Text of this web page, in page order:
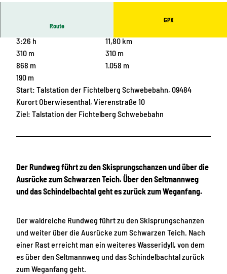
Route
GPX
3:26 h
11,80 km
310 m
310 m
868 m
1.058 m
190 m
Start: Talstation der Fichtelberg Schwebebahn, 09484
Kurort Oberwiesenthal, Vierenstraße 10
Ziel: Talstation der Fichtelberg Schwebebahn
Der Rundweg führt zu den Skisprungschanzen und über die
Ausrücke zum Schwarzen Teich. Über den Seltmannweg
und das Schindelbachtal geht es zurück zum Weganfang.
Der waldreiche Rundweg führt zu den Skisprungschanzen
und weiter über die Ausrücke zum Schwarzen Teich. Nach
einer Rast erreicht man ein weiteres Wasseridyll, von dem
es über den Seltmannweg und das Schindelbachtal zurück
zum Weganfang geht.